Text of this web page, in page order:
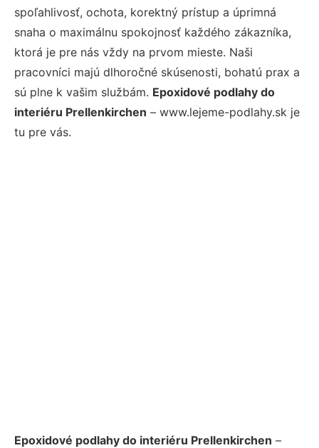
spoľahlivosť, ochota, korektný prístup a úprimná
snaha o maximálnu spokojnosť každého zákazníka,
ktorá je pre nás vždy na prvom mieste. Naši
pracovníci majú dlhoročné skúsenosti, bohatú prax a
sú plne k vašim službám. Epoxidové podlahy do
interiéru Prellenkirchen – www.lejeme-podlahy.sk je
tu pre vás.
Epoxidové podlahy do interiéru Prellenkirchen –